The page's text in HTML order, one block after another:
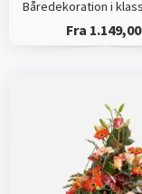
Fra 1.149,00